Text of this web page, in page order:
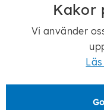
För att det ska
finns det regler
försäljningen får
Karlsborg på vår
Kakor
Vi använder